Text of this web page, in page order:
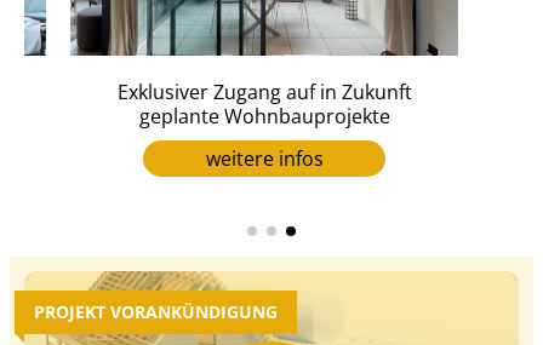
Exklusiver Zugang auf in Zukunft
geplante Wohnbauprojekte
weitere infos
PROJEKT VORANKÜNDIGUNG